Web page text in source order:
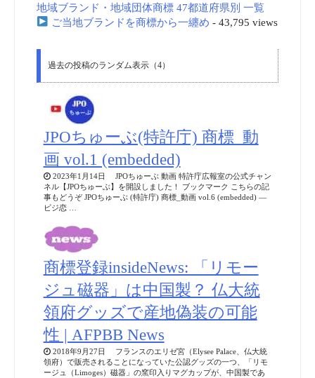
地域ブランド・地域団体商標 47都道府県別 一覧
ご当地ブランドを商標から一纏め - 43,795 views
過去の投稿のランダム表示（4）
JPOちゅーぶ(特許庁) 商標_動
画 vol.1 (embedded)
2023年1月14日 JPOちゅーぶ 動画 特許庁広報室の公式チャン
ネル【JPOちゅーぶ】を開設しました！ ブックマーク こちらの記
事もどうぞ JPOちゅーぶ (特許庁) 商標_動画 vol.6 (embedded) —
ビジ恋 …
商標登録insideNews: 「リモー
ジュ磁器」は中国製？ 仏大統
領府グッズで産地偽装の可能
性 | AFPBB News
2018年9月27日 フランスのエリゼ宮（Elysee Palace、仏大統
領府）で販売されることになっていた公認グッズの一つ、「リモ
ージュ（Limoges）磁器」の窯印入りマグカップが、中国製であ